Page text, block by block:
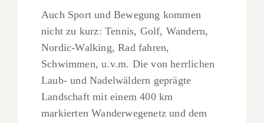
Auch Sport und Bewegung kommen
nicht zu kurz: Tennis, Golf, Wandern,
Nordic-Walking, Rad fahren,
Schwimmen, u.v.m. Die von herrlichen
Laub- und Nadelwäldern geprägte
Landschaft mit einem 400 km
markierten Wanderwegenetz und dem